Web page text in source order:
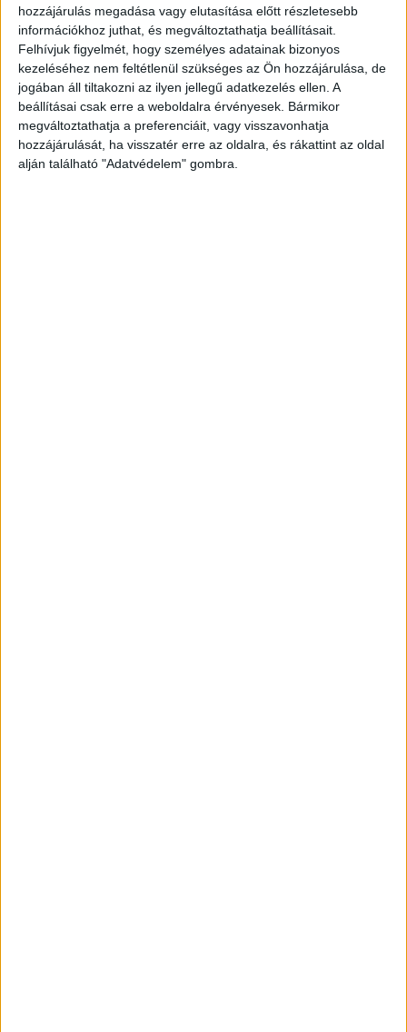
hozzájárulás megadása vagy elutasítása előtt részletesebb
információkhoz juthat, és megváltoztathatja beállításait.
Felhívjuk figyelmét, hogy személyes adatainak bizonyos
kezeléséhez nem feltétlenül szükséges az Ön hozzájárulása, de
jogában áll tiltakozni az ilyen jellegű adatkezelés ellen. A
beállításai csak erre a weboldalra érvényesek. Bármikor
megváltoztathatja a preferenciáit, vagy visszavonhatja
hozzájárulását, ha visszatér erre az oldalra, és rákattint az oldal
alján található "Adatvédelem" gombra.